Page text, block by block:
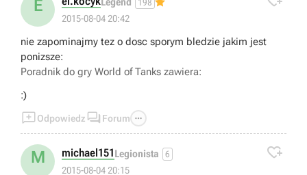
E 198
2015-08-04 20:42
nie zapominajmy tez o dosc sporym bledzie jakim jest
ponizsze:
Poradnik do gry World of Tanks zawiera:
:)
Odpowiedz  Forum 
M michael151Legionista 6
2015-08-04 20:15
